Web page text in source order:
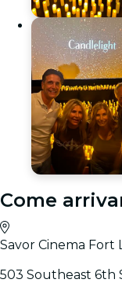
Come
Savor Cinema Fort
503 Southeast 6th